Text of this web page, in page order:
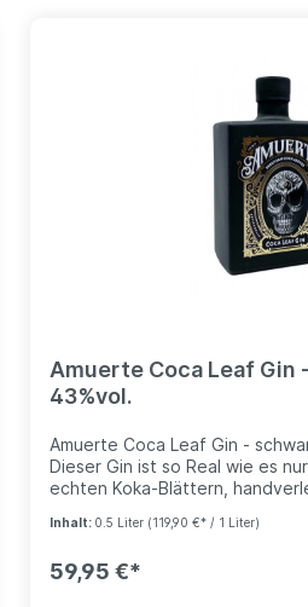
Amuerte Coca Leaf Gin
43%vol.
Amuerte Coca Leaf Gin -
Dieser Gin ist so Real wie es
echten Koka-Blättern,
Auswahl südamerikanischer
wahrlich spiritueller Drink - nicht
Inhalt: 0.5 Liter (119,90 €* / 1 Liter)
59,95 €*